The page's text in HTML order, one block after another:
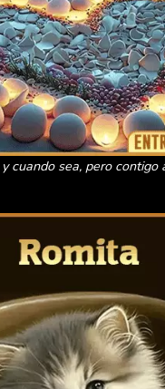
cuando sea, pero contigo